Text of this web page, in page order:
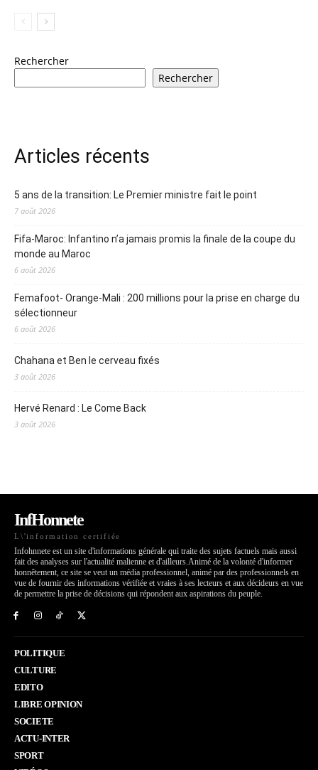
Rechercher
Rechercher
Articles récents
5 ans de la transition: Le Premier ministre fait le point
7 août 2026
Fifa-Maroc: Infantino n’a jamais promis la finale de la coupe du
monde au Maroc
6 août 2026
Femafoot- Orange-Mali : 200 millions pour la prise en charge du
sélectionneur
6 août 2026
Chahana et Ben le cerveau fixés
3 août 2026
Hervé Renard : Le Come Back
3 août 2026
InfHonnete
L\'information certifiée
Infohnnete est un site d'informations générale qui traite des sujets factuels mais aussi
fait des analyses sur l'actualité malienne et d'ailleurs.Animé de la volonté d'informer
honnêtement, ce site se veut un média professionnel, animé par des professionnels en
vue de fournir des informations vérifiée et vraies à ses lecteurs et aux décideurs en vue
de permettre la prise de décisions qui répondent aux aspirations du peuple.
POLITIQUE
CULTURE
EDITO
LIBRE OPINION
SOCIETE
ACTU-INTER
SPORT